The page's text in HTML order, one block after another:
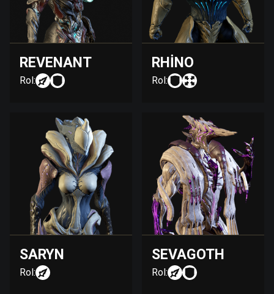
REVENANT
Rol:
RHINO
Rol:
SARYN
Rol:
SEVAGOTH
Rol: